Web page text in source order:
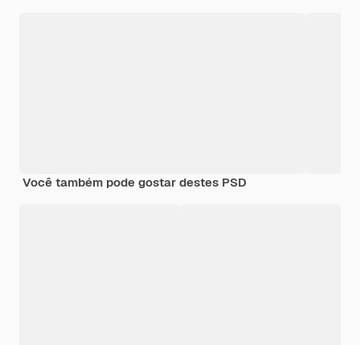
Você também pode gostar destes PSD